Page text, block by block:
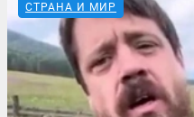
СТРАНА И МИР